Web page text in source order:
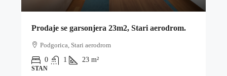
Prodaje se garsonjera 23m2, Stari aerodrom.
Podgorica, Stari aerodrom
0
1 23 m²
STAN